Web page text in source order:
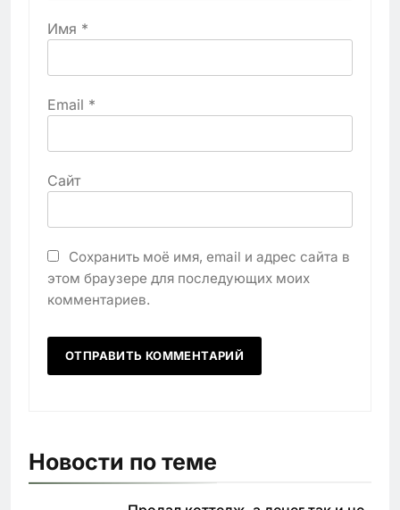
Имя *
Email *
Сайт
Сохранить моё имя, email и адрес сайта в
этом браузере для последующих моих
комментариев.
Новости по теме